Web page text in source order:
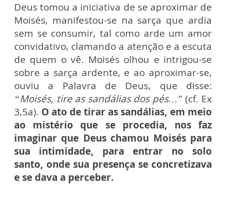
Deus tomou a iniciativa de se aproximar de
Moisés, manifestou-se na sarça que ardia
sem se consumir, tal como arde um amor
convidativo, clamando a atenção e a escuta
de quem o vê. Moisés olhou e intrigou-se
sobre a sarça ardente, e ao aproximar-se,
ouviu a Palavra de Deus, que disse:
“Moisés, tire as sandálias dos pés…” (cf. Ex
3,5a). O ato de tirar as sandálias, em meio
ao mistério que se procedia, nos faz
imaginar que Deus chamou Moisés para
sua intimidade, para entrar no solo
santo, onde sua presença se concretizava
e se dava a perceber.